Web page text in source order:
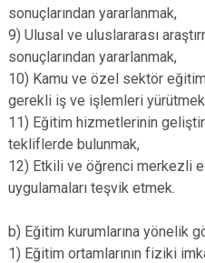
sonuçlarından yararlanmak,
9) Ulusal ve uluslararası
sonuçlarından yararlanmak,
10) Kamu ve özel sektör
gerekli iş ve işlemleri
11) Eğitim hizmetlerinin
tekliflerde bulunmak,
12) Etkili ve öğrenci merkezli
uygulamaları teşvik etmek.
b) Eğitim kurumlarına yönelik
1) Eğitim ortamlarının fiziki